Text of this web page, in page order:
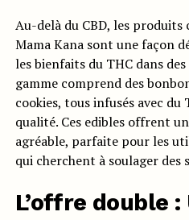
Au-delà du CBD, les produits
Mama Kana sont une façon
les bienfaits du THC dans
gamme comprend des
cookies, tous infusés avec
qualité. Ces edibles offrent
agréable, parfaite pour les
qui cherchent à soulager des
L’offre double